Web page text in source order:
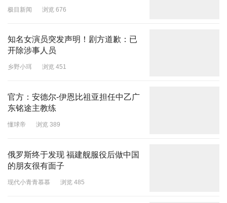
极目新闻 浏览 676
知名女演员突发声明！剧方道歉：已
开除涉事人员
乡野小珥 浏览 451
官方：安德尔-伊恩比祖亚担任中乙广
东铭途主教练
懂球帝 浏览 389
俄罗斯终于发现 福建舰服役后做中国
的朋友很有面子
现代小青青慕慕 浏览 485